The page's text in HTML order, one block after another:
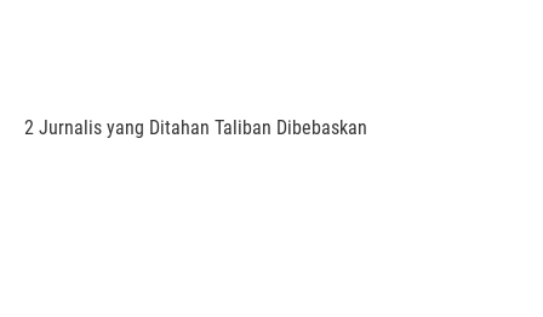
2 Jurnalis yang Ditahan Taliban Dibebaskan